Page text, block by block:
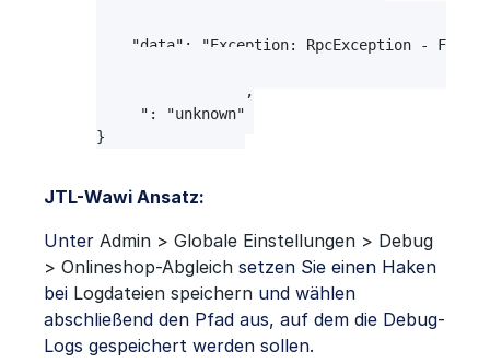
"data": "Exception: RpcException -
  "jtlrpc": "2.0",
  "id": "unknown"
JTL-Wawi Ansatz:
Unter Admin > Globale Einstellungen > Debug
> Onlineshop-Abgleich setzen Sie einen Haken
bei Logdateien speichern und wählen
abschließend den Pfad aus, auf dem die Debug-
Logs gespeichert werden sollen.